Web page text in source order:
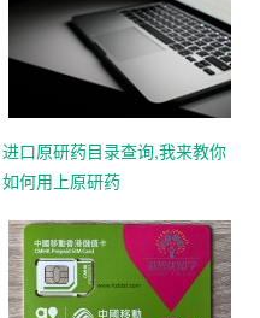
进口原研药目录查询,我来教你
如何用上原研药